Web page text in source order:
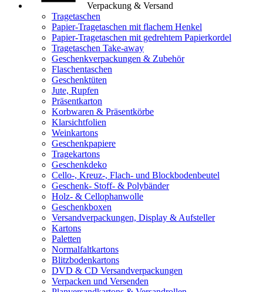
Verpackung & Versand
Tragetaschen
Papier-Tragetaschen mit flachem Henkel
Papier-Tragetaschen mit gedrehtem Papierkordel
Tragetaschen Take-away
Geschenkverpackungen & Zubehör
Flaschentaschen
Geschenktüten
Jute, Rupfen
Präsentkarton
Korbwaren & Präsentkörbe
Klarsichtfolien
Weinkartons
Geschenkpapiere
Tragekartons
Geschenkdeko
Cello-, Kreuz-, Flach- und Blockbodenbeutel
Geschenk- Stoff- & Polybänder
Holz- & Cellophanwolle
Geschenkboxen
Versandverpackungen, Display & Aufsteller
Kartons
Paletten
Normalfaltkartons
Blitzbodenkartons
DVD & CD Versandverpackungen
Verpacken und Versenden